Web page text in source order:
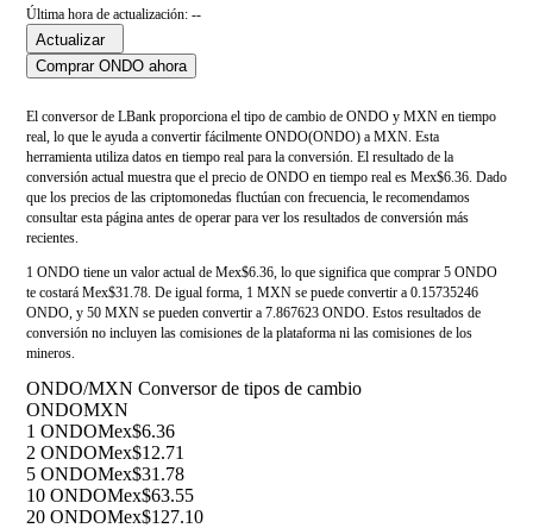
Última hora de actualización: --
Actualizar
Comprar ONDO ahora
El conversor de LBank proporciona el tipo de cambio de ONDO y MXN en tiempo
real, lo que le ayuda a convertir fácilmente ONDO(ONDO) a MXN. Esta
herramienta utiliza datos en tiempo real para la conversión. El resultado de la
conversión actual muestra que el precio de ONDO en tiempo real es Mex$6.36. Dado
que los precios de las criptomonedas fluctúan con frecuencia, le recomendamos
consultar esta página antes de operar para ver los resultados de conversión más
recientes.
1 ONDO tiene un valor actual de Mex$6.36, lo que significa que comprar 5 ONDO
te costará Mex$31.78. De igual forma, 1 MXN se puede convertir a 0.15735246
ONDO, y 50 MXN se pueden convertir a 7.867623 ONDO. Estos resultados de
conversión no incluyen las comisiones de la plataforma ni las comisiones de los
mineros.
ONDO/MXN Conversor de tipos de cambio
ONDOMXN
1 ONDOMex$6.36
2 ONDOMex$12.71
5 ONDOMex$31.78
10 ONDOMex$63.55
20 ONDOMex$127.10